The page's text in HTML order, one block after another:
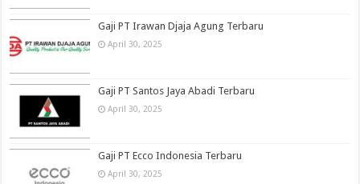
Gaji PT Irawan Djaja Agung Terbaru
April 30, 2025
Gaji PT Santos Jaya Abadi Terbaru
April 30, 2025
Gaji PT Ecco Indonesia Terbaru
April 30, 2025